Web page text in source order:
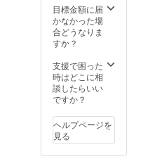
ラズベ
リーパ
イは付
手順に
従いイ
ンス
定をし
ていた
だきま
す。 直
してみ
たい
方、時
間のな
ムは指
定のサ
イト
(GitHub
ウン
ロード
してい
ただ
ンス
トール
手順に
従いイ
目標金額に届
かなかった場
合どうなりま
すか？
支援で困った
時はどこに相
談したらいい
ですか？
ヘルプページを
見る